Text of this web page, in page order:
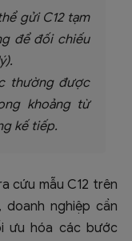
gửi C12 tạm
để đối chiếu
thường được
khoảng từ
kế tiếp.
cứu mẫu C12 trên
nghiệp cần
ưu hóa các bước